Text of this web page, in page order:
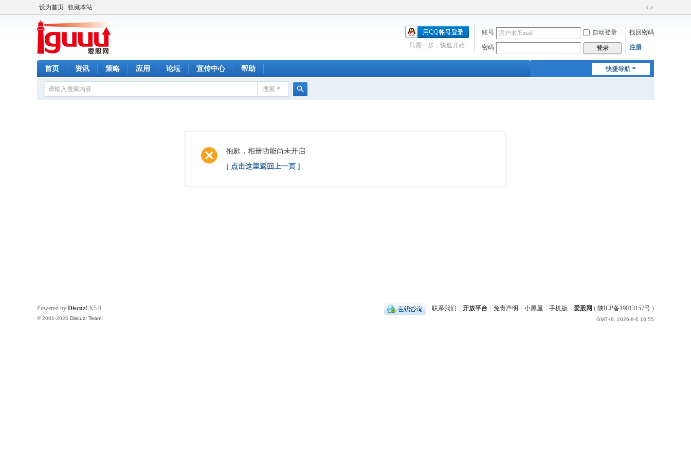
设为首页 收藏本站
切
到
账号 自动登录 找回密码
密码 登录 注册
只需一步，快速开始
快捷导航
首页 资讯 策略 应用 论坛 宣传中心 帮助
搜索
抱歉，相册功能尚未开启
[ 点击这里返回上一页 ]
联系我们 开放平台 免责声明 小黑屋 手机版 爱股网 ( 陕ICP备19013157号 )
GMT+8, 2026-8-6 10:55
Powered by Discuz! X5.0
© 2001-2026 Discuz! Team